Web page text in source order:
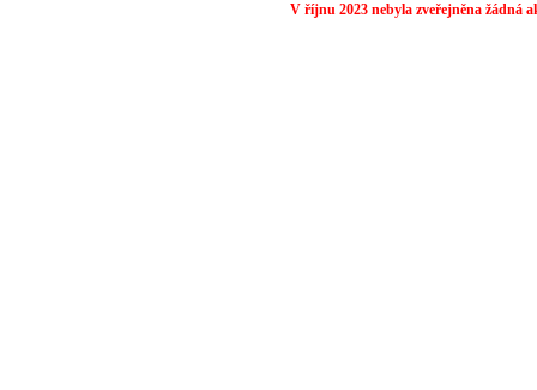
V říjnu 2023 nebyla zveřejněna žádná